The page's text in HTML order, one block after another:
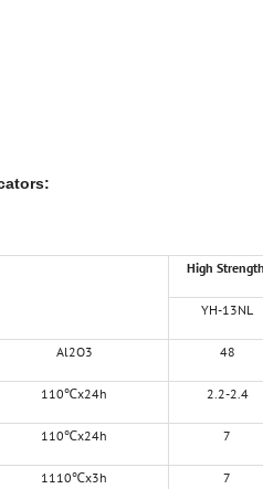
:
High
YH-13NL
Al2O3 48
110℃x24h 2.2-2.4
110℃x24h 7
1110℃x3h 7